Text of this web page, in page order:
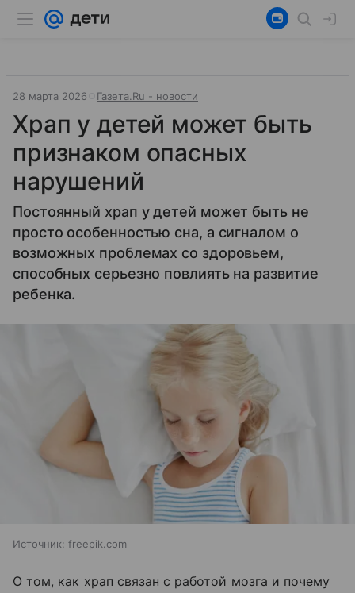
28 марта 2026 Газета.Ru - новости
Храп у детей может быть
признаком опасных
нарушений
Постоянный храп у детей может быть не
просто особенностью сна, а сигналом о
возможных проблемах со здоровьем,
способных серьезно повлиять на развитие
ребенка.
Источник: freepik.com
О том, как храп связан с работой мозга и почему